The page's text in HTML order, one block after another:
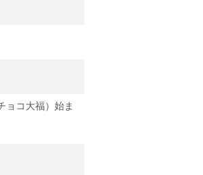
ョコ大福）始ま